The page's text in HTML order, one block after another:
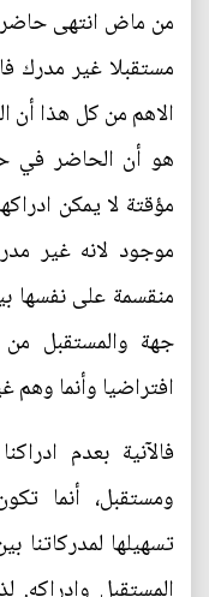
من ماض انتهى
مستقبلا غير مدرك
الاهم من كل هذا أن
هو أن الحاضر في
مؤقتة لا يمكن
موجود لانه غير
منقسمة على نفسها
جهة والمستقبل
افتراضيا وأنما وهم
فالآنية بعدم
ومستقبل، أنما
تسهيلها لمدركاتنا